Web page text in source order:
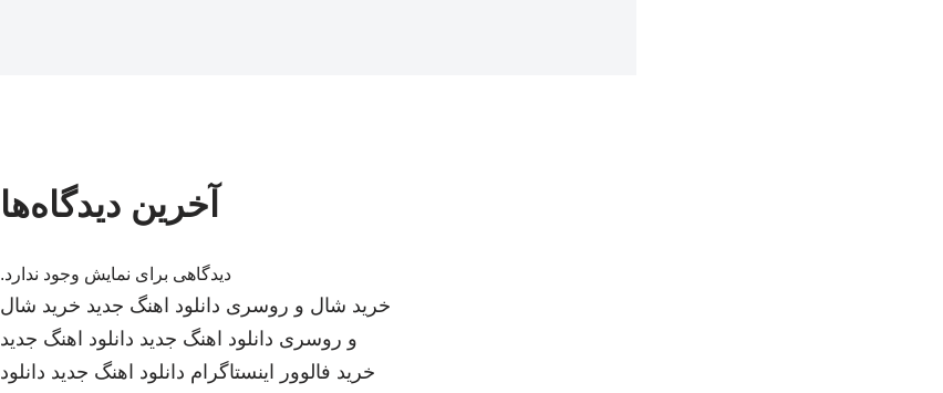
آخرین دیدگاه‌ها
دیدگاهی برای نمایش وجود ندارد.
خرید شال و روسری دانلود اهنگ جدید خرید شال
و روسری دانلود اهنگ جدید دانلود اهنگ جدید
خرید فالوور اینستاگرام دانلود اهنگ جدید دانلود